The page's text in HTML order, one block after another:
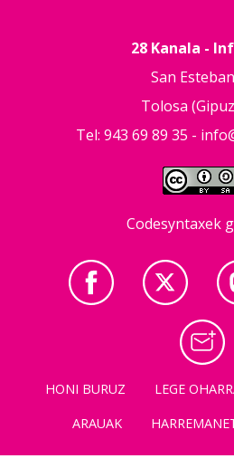
28 Kanala -
San
Tolosa
Tel: 943 69 89 35 -
Codesyntaxek
HONI BURUZ LEGE
ARAUAK